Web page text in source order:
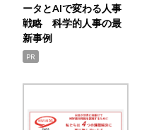
ータとAIで変わる人事
戦略 科学的人事の最
新事例
PR